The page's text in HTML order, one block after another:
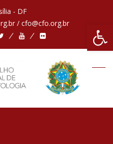
- DF
/ cfo@cfo.org.br
TwitterYoutubeFlickr